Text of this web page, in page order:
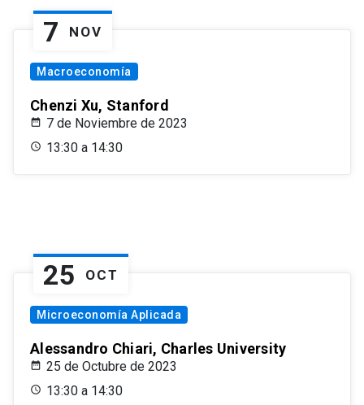
7 NOV
Macroeconomía
Chenzi Xu, Stanford
7 de Noviembre de 2023
13:30 a 14:30
25 OCT
Microeconomía Aplicada
Alessandro Chiari, Charles University
25 de Octubre de 2023
13:30 a 14:30